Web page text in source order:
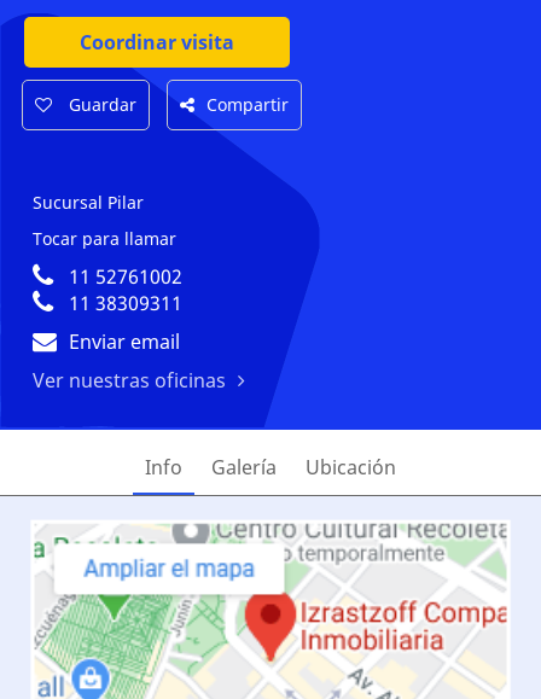
Coordinar visita
Guardar Compartir
Sucursal Pilar
Tocar para llamar
11 52761002
11 38309311
Enviar email
Ver nuestras oficinas
Info Galería Ubicación